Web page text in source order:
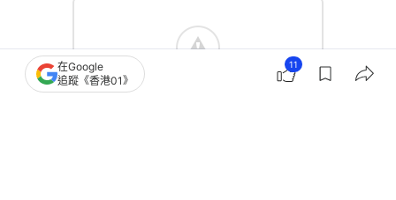
在Google
追蹤《香港01》
11